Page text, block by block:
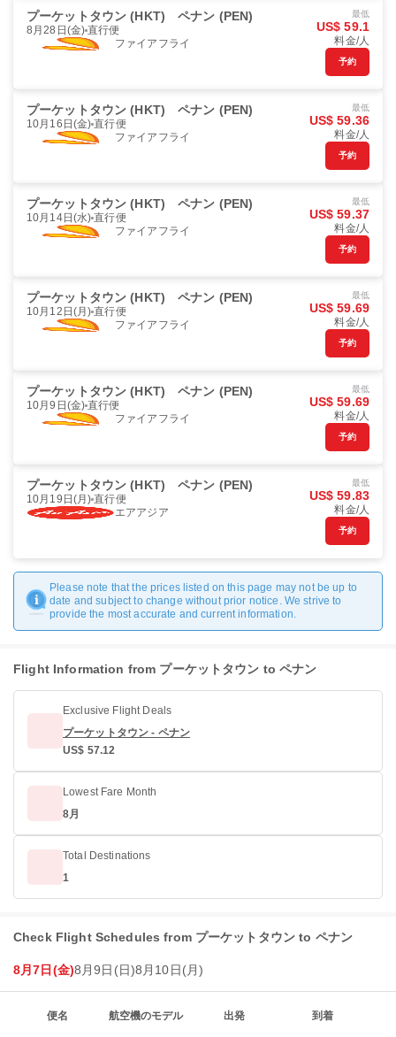
プーケットタウン (HKT) ペナン (PEN)
8月28日(金) 直行便
ファイアフライ
最低
US$ 59.1
料金/人
予約
プーケットタウン (HKT) ペナン (PEN)
10月16日(金) 直行便
ファイアフライ
最低
US$ 59.36
料金/人
予約
プーケットタウン (HKT) ペナン (PEN)
10月14日(水) 直行便
ファイアフライ
最低
US$ 59.37
料金/人
予約
プーケットタウン (HKT) ペナン (PEN)
10月12日(月) 直行便
ファイアフライ
最低
US$ 59.69
料金/人
予約
プーケットタウン (HKT) ペナン (PEN)
10月9日(金) 直行便
ファイアフライ
最低
US$ 59.69
料金/人
予約
プーケットタウン (HKT) ペナン (PEN)
10月19日(月) 直行便
エアアジア
最低
US$ 59.83
料金/人
予約
Please note that the prices listed on this page may not be up to
date and subject to change without prior notice. We strive to
provide the most accurate and current information.
Flight Information from プーケットタウン to ペナン
Exclusive Flight Deals
プーケットタウン - ペナン
US$ 57.12
Lowest Fare Month
8月
Total Destinations
1
Check Flight Schedules from プーケットタウン to ペナン
8月7日(金)8月9日(日)8月10日(月)
便名 航空機のモデル 出発 到着